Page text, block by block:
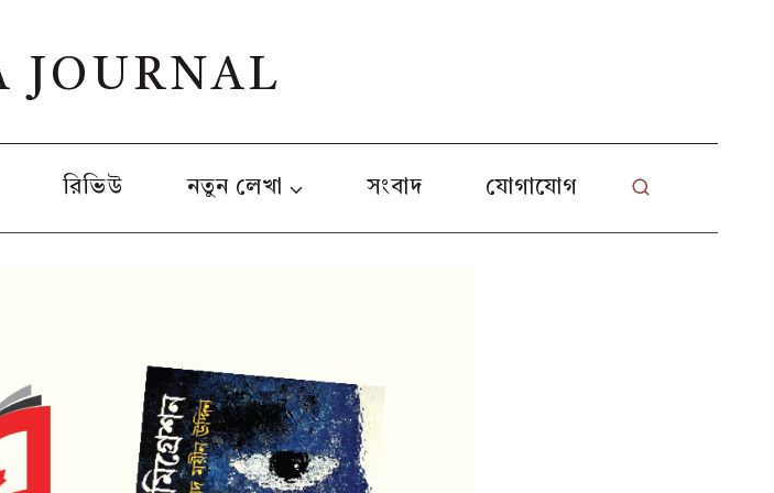
JOURNAL
রিভিউ নতুন লেখা সংবাদ যোগাযোগ